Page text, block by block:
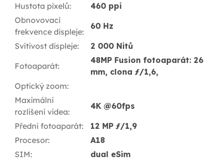
Hustota pixelů:
460 ppi
Obnovovací
frekvence displeje:
60 Hz
Svítivost displeje: 2 000 Nitů
Fotoaparát:
48MP Fusion fotoaparát: 26
mm, clona ƒ/1,6,
Optický zoom:
Maximální
rozlišení videa:
4K @60fps
Přední fotoaparát:
12 MP ƒ/1,9
Procesor:
A18
SIM:
dual eSim